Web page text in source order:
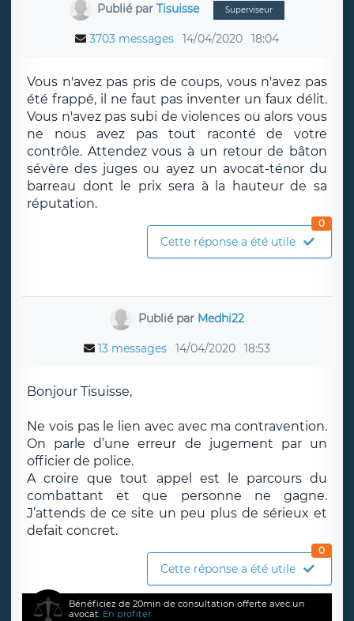
Publié parTisuisse Superviseur
3703 messages 14/04/2020 18:04
Vous n'avez pas pris de coups, vous n'avez pas
été frappé, il ne faut pas inventer un faux délit.
Vous n'avez pas subi de violences ou alors vous
ne nous avez pas tout raconté de votre
contrôle. Attendez vous à un retour de bâton
sévère des juges ou ayez un avocat-ténor du
barreau dont le prix sera à la hauteur de sa
réputation.
Cette réponse a été utile
0
Publié par Medhi22
13 messages 14/04/2020 18:53
Bonjour Tisuisse,
Ne vois pas le lien avec avec ma contravention.
On parle d’une erreur de jugement par un
officier de police.
A croire que tout appel est le parcours du
combattant et que personne ne gagne.
J’attends de ce site un peu plus de sérieux et
defait concret.
Cette réponse a été utile
0
Bénéficiez de 20min de consultation offerte avec un
avocat. En profiter